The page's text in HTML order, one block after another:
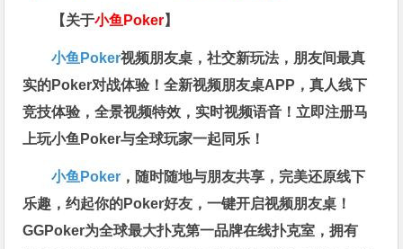
【关于小鱼Poker】
小鱼Poker视频朋友桌，社交新玩法，朋友间最真
实的Poker对战体验！全新视频朋友桌APP，真人线下
竞技体验，全景视频特效，实时视频语音！立即注册马
上玩小鱼Poker与全球玩家一起同乐！
小鱼Poker ，随时随地与朋友共享，完美还原线下
乐趣，约起你的Poker好友，一键开启视频朋友桌！
GGPoker为全球最大扑克第一品牌在线扑克室，拥有